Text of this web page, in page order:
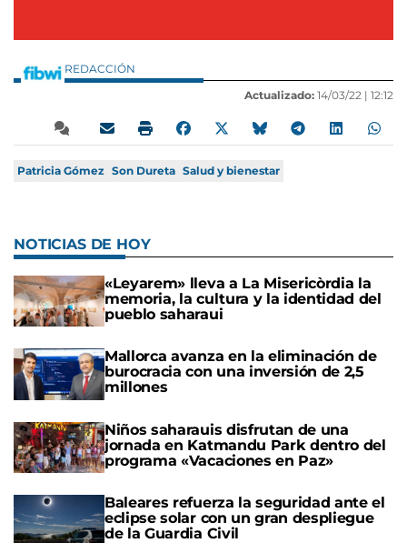
REDACCIÓN
Actualizado: 14/03/22 | 12:12
Patricia Gómez Son Dureta Salud y bienestar
NOTICIAS DE HOY
«Leyarem» lleva a La Misericòrdia la
memoria, la cultura y la identidad del
pueblo saharaui
Mallorca avanza en la eliminación de
burocracia con una inversión de 2,5
millones
Niños saharauis disfrutan de una
jornada en Katmandu Park dentro del
programa «Vacaciones en Paz»
Baleares refuerza la seguridad ante el
eclipse solar con un gran despliegue
de la Guardia Civil